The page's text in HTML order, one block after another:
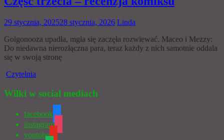
29 stycznia, 202528 stycznia, 2026 Linda
Golgonooza upadła, mgła się zaczęła rozwiewać. Maceo i Mezzy:
Do niedawna nierozłączna para, teraz każdy z nich samotnie oddala
się w swoją stronę
Czytelnia
Wilki w social mediach
facebook
instagram
youtube